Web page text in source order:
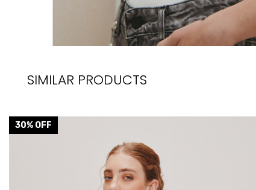
SIMILAR PRODUCTS
30% OFF